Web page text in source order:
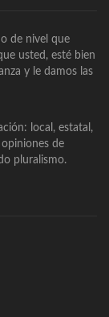
de nivel que
usted, esté bien
y le damos las
local, estatal,
de
pluralismo.